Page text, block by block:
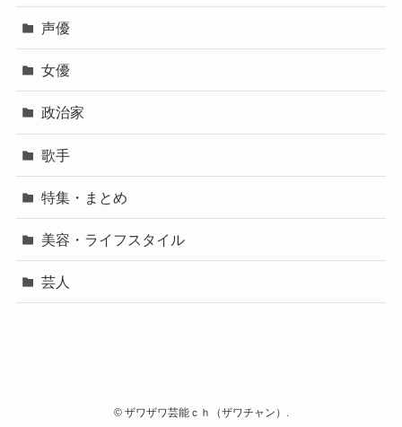
声優
女優
政治家
歌手
特集・まとめ
美容・ライフスタイル
芸人
©ザワザワ芸能ｃｈ（ザワチャン）.